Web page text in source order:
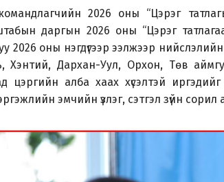
2026 оны “Цэрэг
даргын 2026 оны “Цэрэг
2026 оны нэгдүгээр ээлжээр
Хэнтий, Дархан-Уул, Орхон, Төв
цэргийн алба хаах хүсэлтэй
эмчийн үзлэг, сэтгэл зүйн